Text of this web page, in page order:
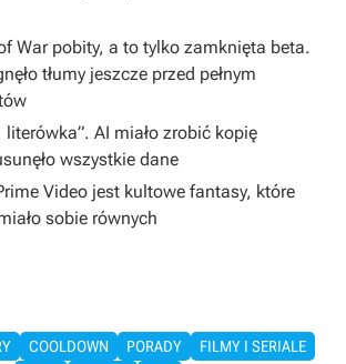
War pobity, a to tylko zamknięta beta.
tłumy jeszcze przed pełnym
literówka”. AI miało zrobić kopię
wszystkie dane
Video jest kultowe fantasy, które
sobie równych
COOLDOWN PORADY
FILMY I SERIALE